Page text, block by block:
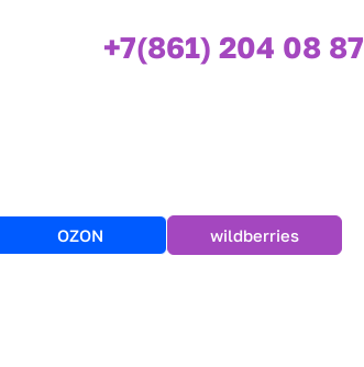
+7(861) 204 08 87
OZON wildberries